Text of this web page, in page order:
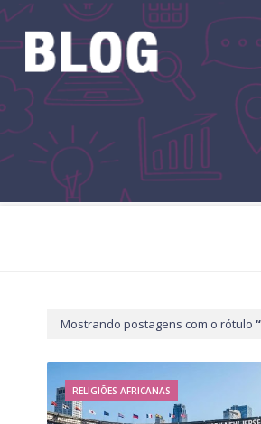
Mostrando postagens com o rótulo
RELIGIÕES AFRICANAS